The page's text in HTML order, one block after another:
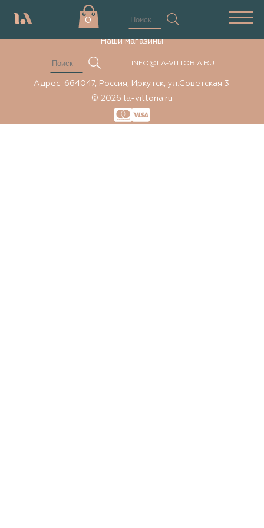
0
Элемент не найден
Наши магазины
INFO@LA-VITTORIA.RU
Адрес: 664047, Россия, Иркутск, ул.Советская 3.
© 2026 la-vittoria.ru